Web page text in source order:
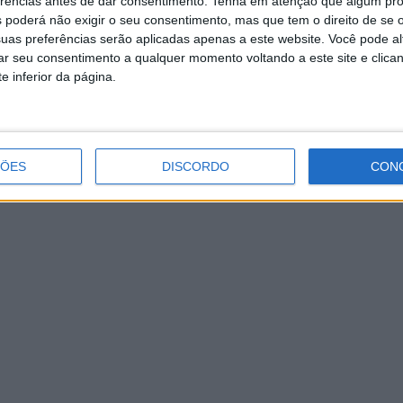
poderá não exigir o seu consentimento, mas que tem o direito de se
preferências serão aplicadas apenas a este website. Você pode
seu consentimento a qualquer momento voltando a este site e
inferior da página.
DISCORDO
a presidência da União de Freguesias de Pinheiro da
do Lions de Oliveira de Azeméis lembra, também